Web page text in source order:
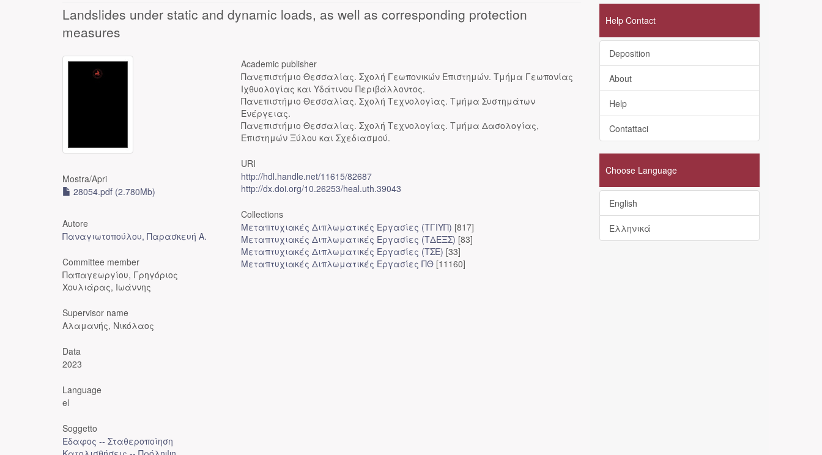
Landslides under static and dynamic loads, as well as corresponding protection
measures
Mostra/Apri
28054.pdf (2.780Mb)
Autore
Παναγιωτοπούλου, Παρασκευή Α.
Committee member
Παπαγεωργίου, Γρηγόριος
Χουλιάρας, Ιωάννης
Supervisor name
Αλαμανής, Νικόλαος
Data
2023
Language
el
Soggetto
Έδαφος -- Σταθεροποίηση
Academic publisher
Πανεπιστήμιο Θεσσαλίας. Σχολή Γεωπονικών Επιστημών. Τμήμα Γεωπονίας
Ιχθυολογίας και Υδάτινου Περιβάλλοντος.
Πανεπιστήμιο Θεσσαλίας. Σχολή Τεχνολογίας. Τμήμα Συστημάτων
Ενέργειας.
Πανεπιστήμιο Θεσσαλίας. Σχολή Τεχνολογίας. Τμήμα Δασολογίας,
Επιστημών Ξύλου και Σχεδιασμού.
URI
http://hdl.handle.net/11615/82687
http://dx.doi.org/10.26253/heal.uth.39043
Collections
Μεταπτυχιακές Διπλωματικές Εργασίες (ΤΓΙΥΠ) [817]
Μεταπτυχιακές Διπλωματικές Εργασίες (ΤΔΕΞΣ) [83]
Μεταπτυχιακές Διπλωματικές Εργασίες (ΤΣΕ) [33]
Μεταπτυχιακές Διπλωματικές Εργασίες ΠΘ [11160]
Help Contact
Deposition
About
Help
Contattaci
Choose Language
English
Ελληνικά